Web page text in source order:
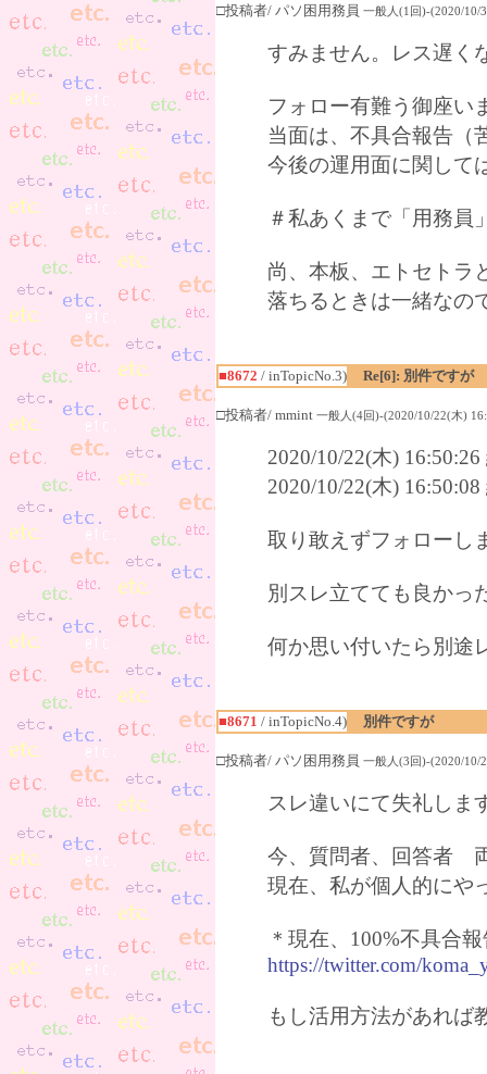
□投稿者/ パソ困用務員 一般人(1回)-(2020/10/
すみません。レス遅く
フォロー有難う御座い
当面は、不具合報告（
今後の運用面に関して
＃私あくまで「用務員
尚、本板、エトセトラ
落ちるときは一緒なの
■8672 / inTopicNo.3) Re[6]: 別件ですが
□投稿者/ mmint 一般人(4回)-(2020/10/22(木)
2020/10/22(木)
2020/10/22(木)
取り敢えずフォローし
別スレ立てても良かっ
何か思い付いたら別途
■8671 / inTopicNo.4) 別件ですが
□投稿者/ パソ困用務員 一般人(3回)-(2020/10/
スレ違いにて失礼しま
今、質問者、回答者
現在、私が個人的にや
＊現在、100%不具合
https://twitter.com/
もし活用方法があれば